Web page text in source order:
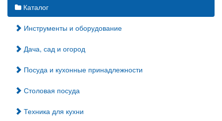
Каталог
Инструменты и оборудование
Дача, сад и огород
Посуда и кухонные принадлежности
Столовая посуда
Техника для кухни